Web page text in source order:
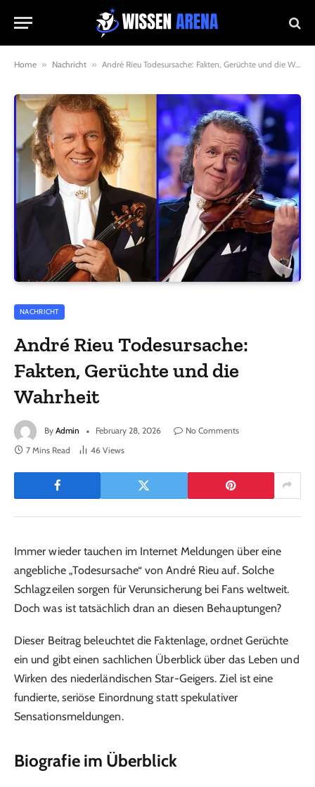
Home » Nachricht » André Rieu Todesursache: Fakten, Gerüchte und die Wahrheit
NACHRICHT
André Rieu Todesursache:
Fakten, Gerüchte und die
Wahrheit
By Admin February 28, 2026
No Comments
7 Mins Read
46 Views
Immer wieder tauchen im Internet Meldungen über eine
angebliche „Todesursache“ von André Rieu auf. Solche
Schlagzeilen sorgen für Verunsicherung bei Fans weltweit.
Doch was ist tatsächlich dran an diesen Behauptungen?
Dieser Beitrag beleuchtet die Faktenlage, ordnet Gerüchte
ein und gibt einen sachlichen Überblick über das Leben und
Wirken des niederländischen Star-Geigers. Ziel ist eine
fundierte, seriöse Einordnung statt spekulativer
Sensationsmeldungen.
Biografie im Überblick